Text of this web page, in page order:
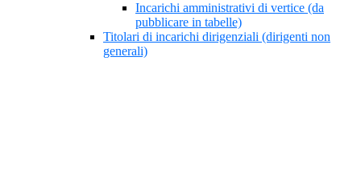
Incarichi amministrativi di vertice (da
pubblicare in tabelle)
Titolari di incarichi dirigenziali (dirigenti non
generali)